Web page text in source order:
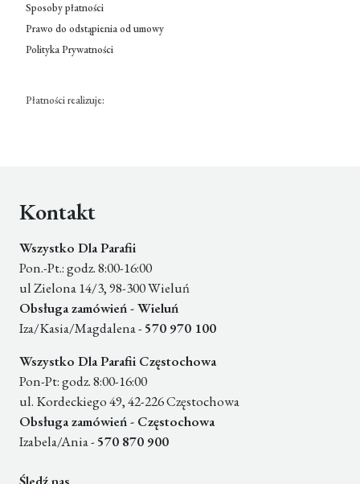
Sposoby płatności
Prawo do odstąpienia od umowy
Polityka Prywatności
Płatności realizuje:
Kontakt
Wszystko Dla Parafii
Pon.-Pt.: godz. 8:00-16:00
ul Zielona 14/3, 98-300 Wieluń
Obsługa zamówień - Wieluń
Iza/Kasia/Magdalena - 570 970 100
Wszystko Dla Parafii Częstochowa
Pon-Pt: godz. 8:00-16:00
ul. Kordeckiego 49, 42-226 Częstochowa
Obsługa zamówień - Częstochowa
Izabela/Ania - 570 870 900